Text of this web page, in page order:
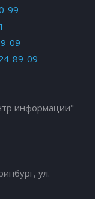
99
09
89-09
информации"
ул.